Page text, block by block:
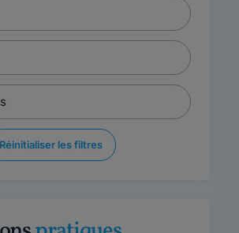
Réinitialiser les filtres